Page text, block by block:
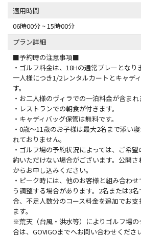
適用時間
06時00分 ~ 15時00分
プラン詳細
■予約時の注意事項■
・ゴルフ料金は、18Hの通常プレーとな
一人様につき1/2レンタルカートとキャデ
す。
・お二人様のヴィラでの一泊料金が含まれ
・レストランでの朝食が付きます。
・キャディバッグ保管は無料です。
・0歳〜11歳のお子様は最大2名まで添い
れておりません。
・ゴルフ場の予約状況によっては、ご希
約いただけない場合がございます。公開
からお申し込みください。
・ピーク時には、他のお客様と組み合わ
う調整する場合があります。2名または3
合、不足人数分のコース料金を追加でお支
ます。
※荒天（台風・洪水等）によりゴルフ場
合は、GOVIGOまでへお問い合わせください